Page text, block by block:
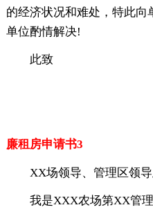
的经济状况和难处，特此
单位酌情解决!
此致
廉租房申请书3
XX场领导、管理区领
我是XXX农场第XX管